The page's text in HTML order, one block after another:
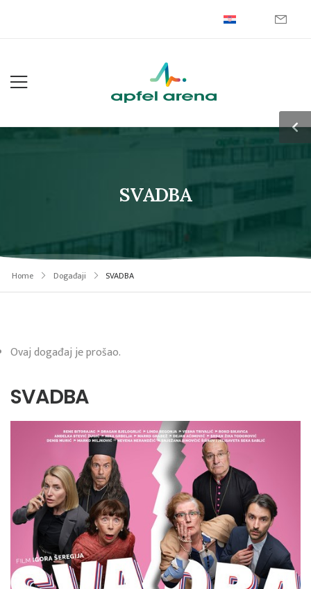
SVADBA
Home Događaji SVADBA
Ovaj događaj je prošao.
SVADBA